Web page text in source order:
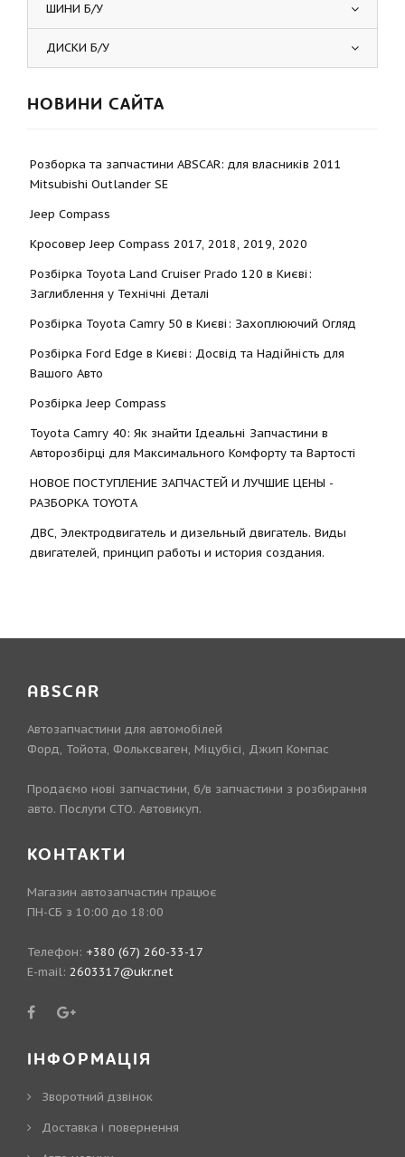
ШИНИ Б/У
ДИСКИ Б/У
НОВИНИ САЙТА
Розборка та запчастини ABSCAR: для власників 2011
Mitsubishi Outlander SE
Jeep Compass
Кросовер Jeep Compass 2017, 2018, 2019, 2020
Розбірка Toyota Land Cruiser Prado 120 в Києві:
Заглиблення у Технічні Деталі
Розбірка Toyota Camry 50 в Києві: Захоплюючий Огляд
Розбірка Ford Edge в Києві: Досвід та Надійність для
Вашого Авто
Розбірка Jeep Compass
Toyota Camry 40: Як знайти Ідеальні Запчастини в
Авторозбірці для Максимального Комфорту та Вартості
НОВОЕ ПОСТУПЛЕНИЕ ЗАПЧАСТЕЙ И ЛУЧШИЕ ЦЕНЫ -
РАЗБОРКА TOYOTА
ДВС, Электродвигатель и дизельный двигатель. Виды
двигателей, принцип работы и история создания.
ABSCAR
Автозапчастини для автомобілей
Форд, Тойота, Фольксваген, Міцубісі, Джип Компас
Продаємо нові запчастини, б/в запчастини з розбирання
авто. Послуги СТО. Автовикуп.
КОНТАКТИ
Магазин автозапчастин працює
ПН-СБ з 10:00 до 18:00
Телефон: +380 (67) 260-33-17
E-mail: 2603317@ukr.net
ІНФОРМАЦІЯ
Зворотний дзвінок
Доставка і повернення